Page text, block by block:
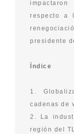
respecto a
presidente
Índice
1.
cadenas de
2. La
región del